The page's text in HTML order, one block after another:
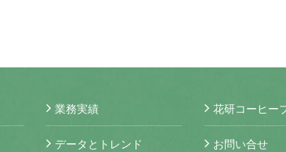
業務実績
データとトレンド
花研コーヒー
お問い合せ